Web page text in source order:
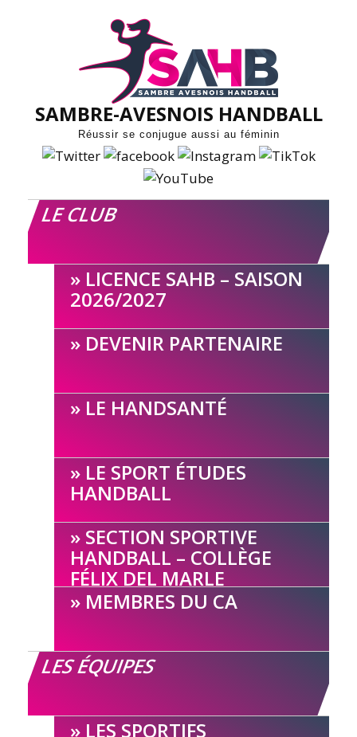
SAMBRE-AVESNOIS HANDBALL
Réussir se conjugue aussi au féminin
LE CLUB
LICENCE SAHB – SAISON
2026/2027
DEVENIR PARTENAIRE
LE HANDSANTÉ
LE SPORT ÉTUDES
HANDBALL
SECTION SPORTIVE
HANDBALL – COLLÈGE
FÉLIX DEL MARLE
MEMBRES DU CA
LES ÉQUIPES
LES SPORTIFS